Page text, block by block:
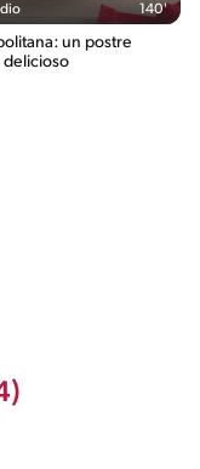
140'
un postre
delicioso